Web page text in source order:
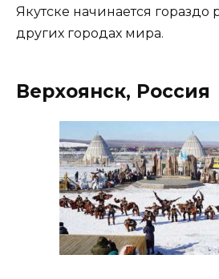
Якутске начинается гораздо
других городах мира.
Верхоянск, Россия